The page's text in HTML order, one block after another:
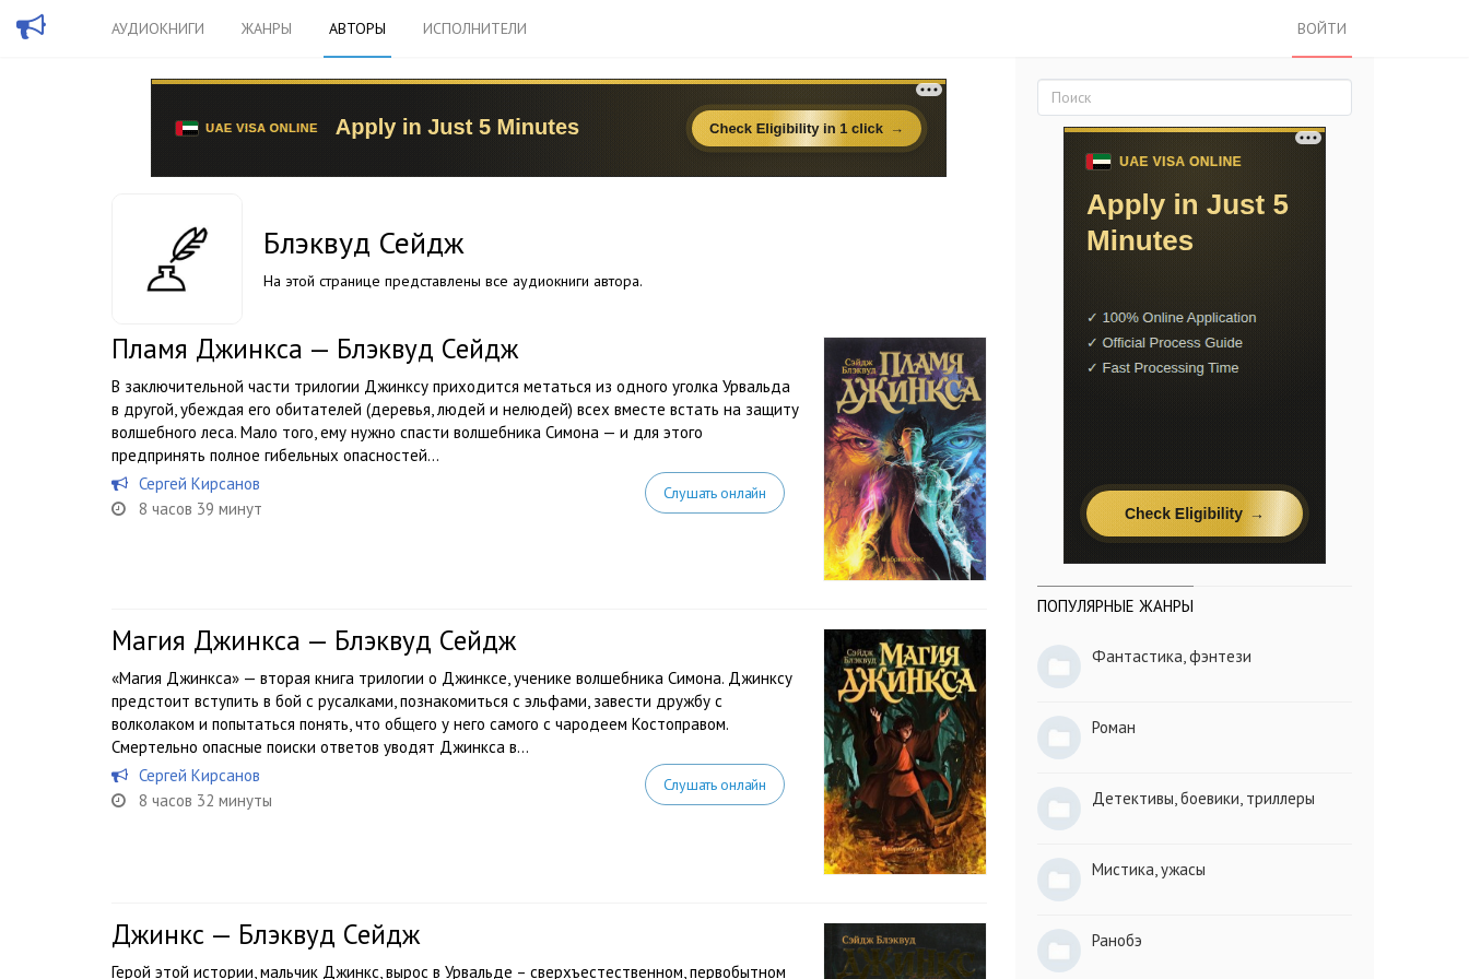
АУДИОКНИГИ ЖАНРЫ АВТОРЫ ИСПОЛНИТЕЛИ ВОЙТИ
Блэквуд Сейдж
На этой странице представлены все аудиокниги автора.
Пламя Джинкса — Блэквуд Сейдж
В заключительной части трилогии Джинксу приходится метаться из одного уголка Урвальда
в другой, убеждая его обитателей (деревья, людей и нелюдей) всех вместе встать на защиту
волшебного леса. Мало того, ему нужно спасти волшебника Симона — и для этого
предпринять полное гибельных опасностей...
Сергей Кирсанов
8 часов 39 минут
Слушать онлайн
Магия Джинкса — Блэквуд Сейдж
«Магия Джинкса» — вторая книга трилогии о Джинксе, ученике волшебника Симона. Джинксу
предстоит вступить в бой с русалками, познакомиться с эльфами, завести дружбу с
волколаком и попытаться понять, что общего у него самого с чародеем Костоправом.
Смертельно опасные поиски ответов уводят Джинкса в...
Сергей Кирсанов
8 часов 32 минуты
Слушать онлайн
Джинкс — Блэквуд Сейдж
Герой этой истории, мальчик Джинкс, вырос в Урвальде – сверхъестественном, первобытном
ПОПУЛЯРНЫЕ ЖАНРЫ
Фантастика, фэнтези
Роман
Детективы, боевики, триллеры
Мистика, ужасы
Ранобэ